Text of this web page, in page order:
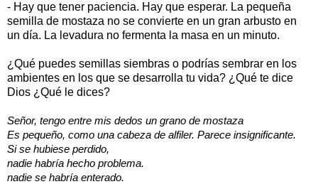
- Hay que tener paciencia. Hay que esperar. La pequeña
semilla de mostaza no se convierte en un gran arbusto en
un día. La levadura no fermenta la masa en un minuto.
¿Qué puedes semillas siembras o podrías sembrar en los
ambientes en los que se desarrolla tu vida? ¿Qué te dice
Dios ¿Qué le dices?
Señor, tengo entre mis dedos un grano de mostaza
Es pequeño, como una cabeza de alfiler. Parece insignificante.
Si se hubiese perdido,
nadie habría hecho problema.
nadie se habría enterado.